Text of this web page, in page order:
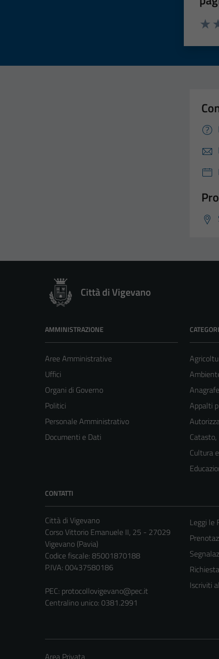
Città di Vigevano
AMMINISTRAZIONE
Aree Amministrative
Uffici
Organi di Governo
Politici
Personale Amministrativo
Documenti e Dati
Appalti
Cultura
CONTATTI
Città di Vigevano
Corso Vittorio Emanuele II, 25 - 27029
Vigevano (Pavia)
Codice fiscale: 85001870188
P.IVA: 00437580186
PEC: protocollovigevano@pec.it
Centralino unico: 0381.2991
Leggi le
Iscriviti